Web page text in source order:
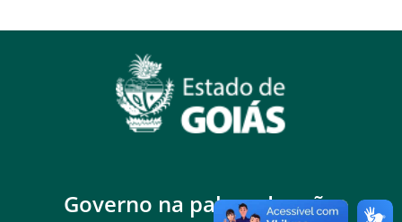
Governo na palma da mão